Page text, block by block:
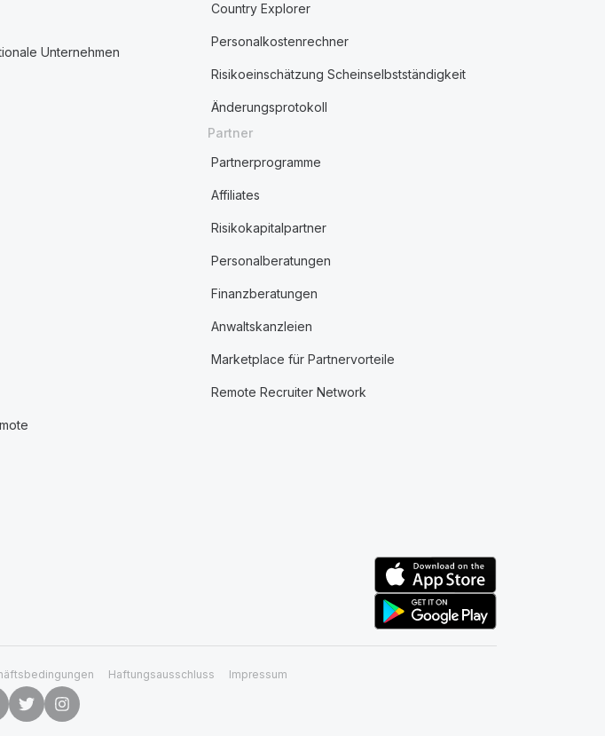
Unternehmen
Country Explorer
Personalkostenrechner
Risikoeinschätzung Scheinselbstständigkeit
Änderungsprotokoll
Partner
Partnerprogramme
Affiliates
Risikokapitalpartner
Personalberatungen
Finanzberatungen
Anwaltskanzleien
Marketplace für Partnervorteile
Remote Recruiter Network
Haftungsausschluss Impressum